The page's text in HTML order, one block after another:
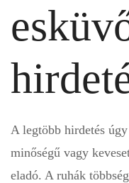
A legtöbb hirdetés
minőségű vagy
eladó. A ruhák